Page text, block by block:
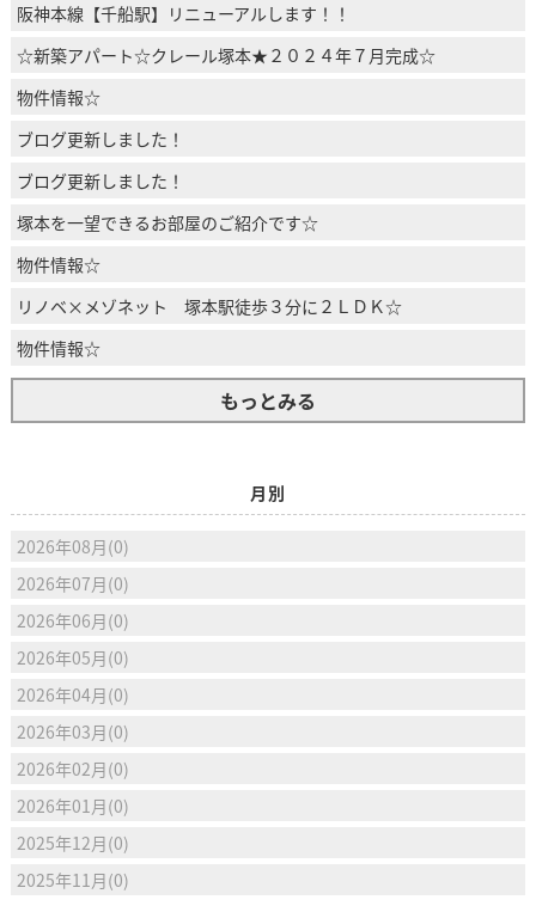
阪神本線【千船駅】リニューアルします！！
☆新築アパート☆クレール塚本★２０２４年７月完成☆
物件情報☆
ブログ更新しました！
ブログ更新しました！
塚本を一望できるお部屋のご紹介です☆
物件情報☆
リノベ×メゾネット 塚本駅徒歩３分に２ＬＤＫ☆
物件情報☆
もっとみる
月別
2026年08月(0)
2026年07月(0)
2026年06月(0)
2026年05月(0)
2026年04月(0)
2026年03月(0)
2026年02月(0)
2026年01月(0)
2025年12月(0)
2025年11月(0)